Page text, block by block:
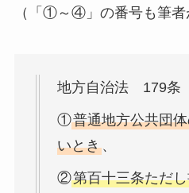
（「①～④」の番号も筆者
地方自治法 179条
①普通地方公共団
いとき、
②第百十三条ただ